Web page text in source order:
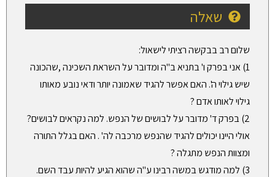
שאלה
שלום רב בבקשה רציתי לישאול:
1) אני בפרק ו' בתניא ב"ה ומדובר על השראת השכינה ,שהכונה
שיש גילוי ה'. האם אפשר להגיד שאמונה יותר ודאי נובע מאותו
גילוי לאותו אדם ?
2) בפרק ד' מדובר על לבושים של הנפש. למה נקראים לבושים?
אולי היינו יכולים להגיד שהנפש מרכבה לה' . האם בגלל התורה
ומצוות הנפש מתגלה ?
3) למה מודגש במשה רבינו ע"ה שהוא הגיע להיות עבד השם.